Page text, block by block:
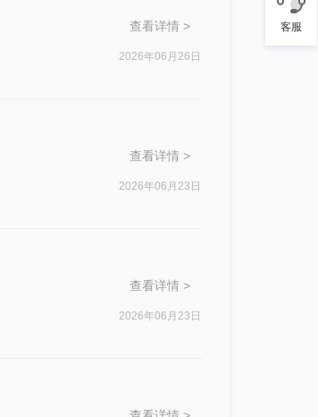
查看详情 >
2026年06月26日
查看详情 >
2026年06月23日
查看详情 >
2026年06月23日
客服